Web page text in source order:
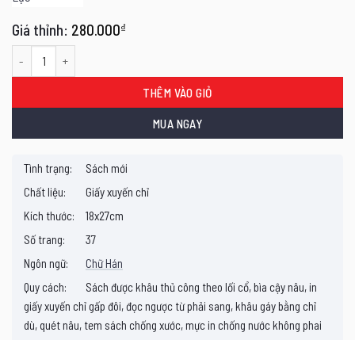
280.000₫
THÊM VÀO GIỎ
MUA NGAY
Tình trạng:
Sách mới
Chất liệu:
Giấy xuyến chỉ
Kích thước:
18x27cm
Số trang:
37
Ngôn ngữ:
Chữ Hán
Quy cách:
Sách được khâu thủ công theo lối cổ, bìa cậy nâu, in
giấy xuyến chỉ gấp đôi, đọc ngược từ phải sang, khâu gáy bằng chỉ
dù, quét nâu, tem sách chống xước, mực in chống nước không phai